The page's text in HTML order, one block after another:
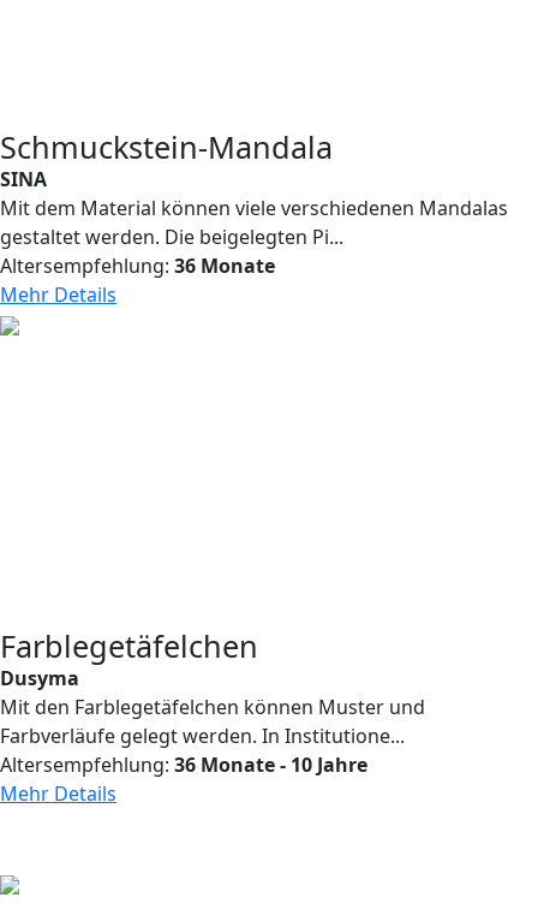
Schmuckstein-Mandala
SINA
Mit dem Material können viele verschiedenen Mandalas
gestaltet werden. Die beigelegten Pi...
Altersempfehlung: 36 Monate
Mehr Details
Farblegetäfelchen
Dusyma
Mit den Farblegetäfelchen können Muster und
Farbverläufe gelegt werden. In Institutione...
Altersempfehlung: 36 Monate - 10 Jahre
Mehr Details